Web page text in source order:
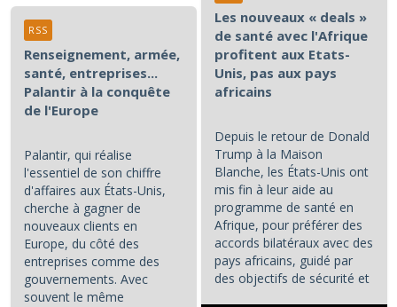
Les nouveaux « deals »
de santé avec l'Afrique
profitent aux Etats-
Unis, pas aux pays
africains
Depuis le retour de Donald
Trump à la Maison
Blanche, les États-Unis ont
mis fin à leur aide au
programme de santé en
Afrique, pour préférer des
accords bilatéraux avec des
pays africains, guidé par
des objectifs de sécurité et
Renseignement, armée,
santé, entreprises...
Palantir à la conquête
de l'Europe
Palantir, qui réalise
l'essentiel de son chiffre
d'affaires aux États-Unis,
cherche à gagner de
nouveaux clients en
Europe, du côté des
entreprises comme des
gouvernements. Avec
souvent le même
RSS